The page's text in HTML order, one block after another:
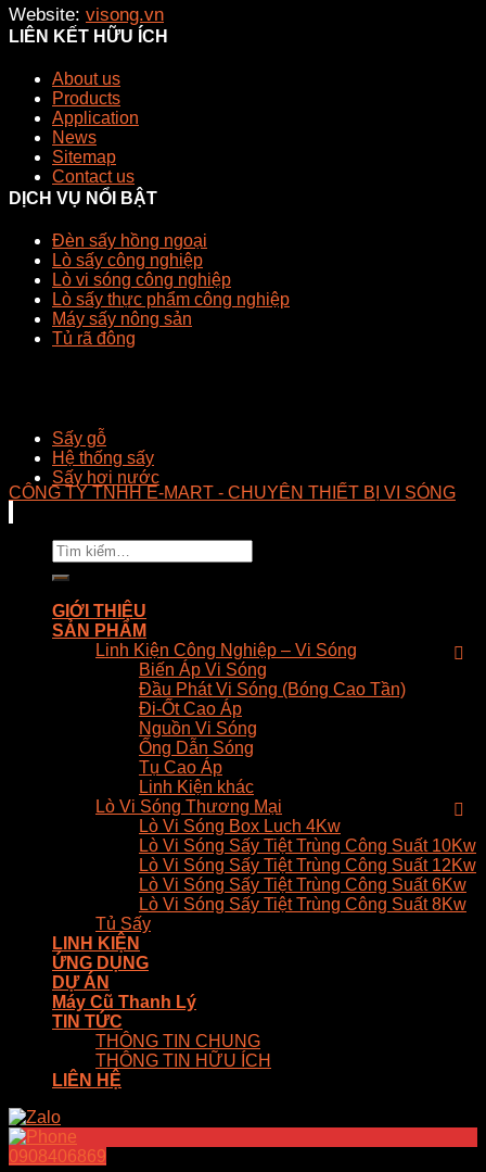
Website: visong.vn
LIÊN KẾT HỮU ÍCH
About us
Products
Application
News
Sitemap
Contact us
DỊCH VỤ NỔI BẬT
Đèn sấy hồng ngoại
Lò sấy công nghiệp
Lò vi sóng công nghiệp
Lò sấy thực phẩm công nghiệp
Máy sấy nông sản
Tủ rã đông
Sấy gỗ
Hệ thống sấy
Sấy hơi nước
CÔNG TY TNHH E-MART - CHUYÊN THIẾT BỊ VI SÓNG
Tìm
kiếm:
GIỚI THIỆU
SẢN PHẨM
Linh Kiện Công Nghiệp – Vi Sóng
Biến Áp Vi Sóng
Đầu Phát Vi Sóng (Bóng Cao Tần)
Đi-Ốt Cao Áp
Nguồn Vi Sóng
Ống Dẫn Sóng
Tụ Cao Áp
Linh Kiện khác
Lò Vi Sóng Thương Mại
Lò Vi Sóng Box Luch 4Kw
Lò Vi Sóng Sấy Tiệt Trùng Công Suất 10Kw
Lò Vi Sóng Sấy Tiệt Trùng Công Suất 12Kw
Lò Vi Sóng Sấy Tiệt Trùng Công Suất 6Kw
Lò Vi Sóng Sấy Tiệt Trùng Công Suất 8Kw
Tủ Sấy
LINH KIỆN
ỨNG DỤNG
DỰ ÁN
Máy Cũ Thanh Lý
TIN TỨC
THÔNG TIN CHUNG
THÔNG TIN HỮU ÍCH
LIÊN HỆ
0908406869